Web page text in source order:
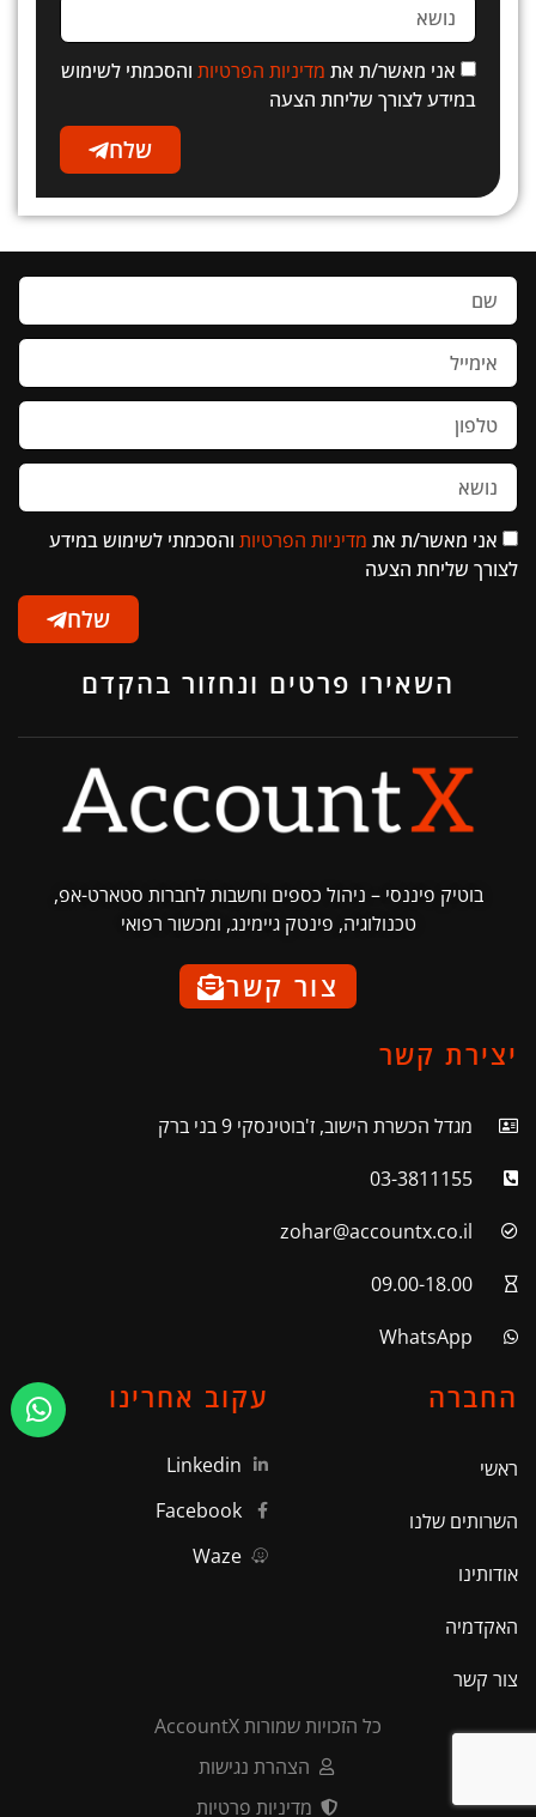
אני מאשר/ת את מדיניות הפרטיות והסכמתי לשימוש
במידע לצורך שליחת הצעה
שלח
אני מאשר/ת את מדיניות הפרטיות והסכמתי לשימוש במידע
לצורך שליחת הצעה
שלח
השאירו פרטים ונחזור בהקדם
בוטיק פיננסי – ניהול כספים וחשבות לחברות סטארט-אפ,
טכנולוגיה, פינטק גיימינג, ומכשור רפואי
צור קשר
יצירת קשר
מגדל הכשרת הישוב, ז'בוטינסקי 9 בני ברק
03-3811155
zohar@accountx.co.il
09.00-18.00
WhatsApp
החברה
ראשי
השרותים שלנו
אודותינו
האקדמיה
צור קשר
עקוב אחרינו
Linkedin
Facebook
Waze
כל הזכויות שמורות AccountX
הצהרת נגישות
מדיניות פרטיות